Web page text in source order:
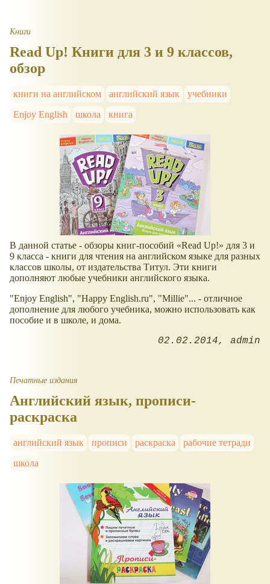
Книги
Read Up! Книги для 3 и 9 классов,
обзор
книги на английском английский язык
учебники
Enjoy English
школа книга
В данной статье - обзоры книг-пособий Read Up!
для 3 и
9 класса - книги для чтения на английском языке для разных
классов школы, от издательства Титул. Эти книги
дополняют любые учебники английского языка.
"Enjoy English", "Happy English.ru", "Millie"... - отличное
дополнение для любого учебника, можно использовать как
пособие и в школе, и дома.
02.02.2014 admin
Печатные издания
Английский язык, прописи-
раскраска
английский язык прописи раскраска
рабочие тетради
школа